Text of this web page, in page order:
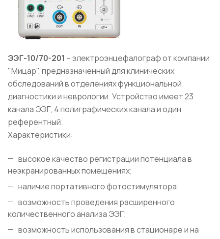
ЭЭГ-10/70-201 – электроэнцефалограф от компании
"Мицар", предназначенный для клинических
обследований в отделениях функциональной
диагностики и неврологии. Устройство имеет 23
канала ЭЭГ, 4 полиграфических канала и один
референтный.
Характеристики:
высокое качество регистрации потенциала в
неэкранированных помещениях;
наличие портативного фотостимулятора;
возможность проведения расширенного
количественного анализа ЭЭГ;
возможность использования в стационаре и на